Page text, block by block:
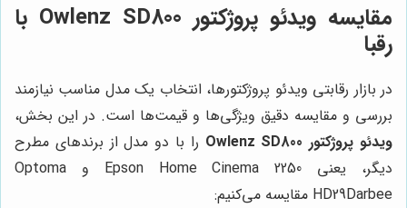
مقایسه ویدئو پروژکتور Owlenz SD800 با
رقبا
در بازار رقابتی ویدئو پروژکتورها، انتخاب یک مدل مناسب نیازمند
بررسی و مقایسه دقیق ویژگی‌ها و قیمت‌ها است. در این بخش،
ویدئو پروژکتور Owlenz SD800
را با دو مدل از برندهای مطرح
دیگر، یعنی Epson Home Cinema 2250 و Optoma
HD29Darbee مقایسه می‌کنیم: